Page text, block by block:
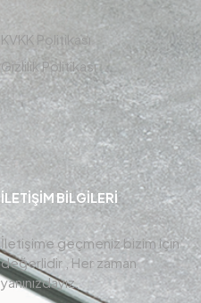
KVKK Politikası
Gizlilik Politikası
İLETIŞIM BİLGİLERİ
İletişime geçmeniz bizim için
değerlidir , Her zaman
yanınızdayız.